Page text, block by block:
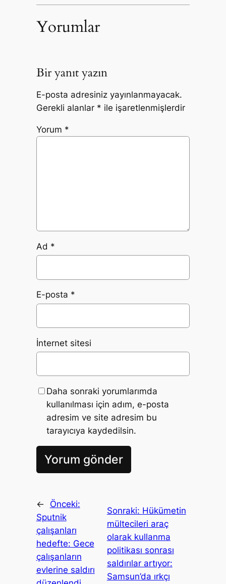
Yorumlar
Bir yanıt yazın
E-posta adresiniz yayınlanmayacak.
Gerekli alanlar * ile işaretlenmişlerdir
Yorum *
Ad *
E-posta *
İnternet sitesi
Daha sonraki yorumlarımda
kullanılması için adım, e-posta
adresim ve site adresim bu
tarayıcıya kaydedilsin.
←
Önceki:
Sputnik
çalışanları
hedefte: Gece
çalışanların
evlerine saldırı
Sonraki: Hükümetin
mültecileri araç
olarak kullanma
politikası sonrası
saldırılar artıyor:
Samsun’da ırkçı